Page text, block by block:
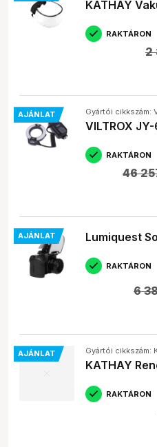
KATHAY
RAKTÁRON
2
AJÁNLAT Gyártói cikkszám:
VILTROX
RAKTÁRON
46
AJÁNLAT Lumiquest
RAKTÁRON
6
AJÁNLAT Gyártói cikkszám:
KATHAY
RAKTÁRON